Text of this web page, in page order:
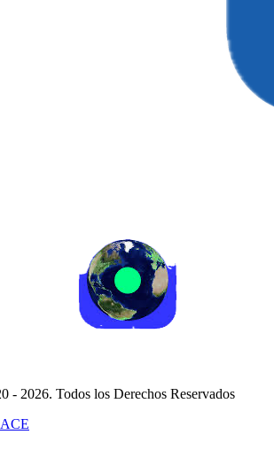
- 2026. Todos los Derechos Reservados